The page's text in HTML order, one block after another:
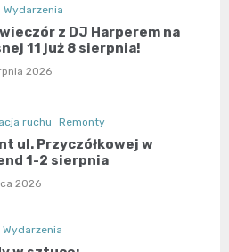
Wydarzenia
z DJ Harperem na
11 już 8 sierpnia!
2026
ruchu Remonty
ul. Przyczółkowej w
1-2 sierpnia
2026
Wydarzenia